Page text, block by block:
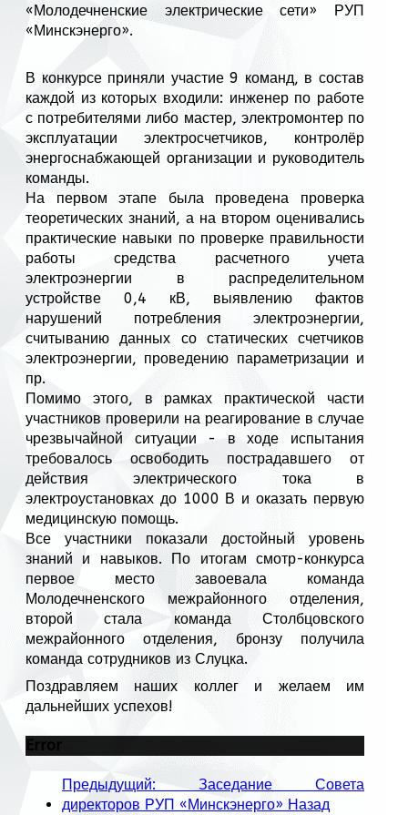
«Молодечненские электрические сети» РУП
«Минскэнерго».
В конкурсе приняли участие 9 команд, в состав
каждой из которых входили: инженер по работе
с потребителями либо мастер, электромонтер по
эксплуатации электросчетчиков, контролёр
энергоснабжающей организации и руководитель
команды.
На первом этапе была проведена проверка
теоретических знаний, а на втором оценивались
практические навыки по проверке правильности
работы средства расчетного учета
электроэнергии в распределительном
устройстве 0,4 кВ, выявлению фактов
нарушений потребления электроэнергии,
считыванию данных со статических счетчиков
электроэнергии, проведению параметризации и
пр.
Помимо этого, в рамках практической части
участников проверили на реагирование в случае
чрезвычайной ситуации - в ходе испытания
требовалось освободить пострадавшего от
действия электрического тока в
электроустановках до 1000 В и оказать первую
медицинскую помощь.
Все участники показали достойный уровень
знаний и навыков. По итогам смотр-конкурса
первое место завоевала команда
Молодечненского межрайонного отделения,
второй стала команда Столбцовского
межрайонного отделения, бронзу получила
команда сотрудников из Слуцка.
Поздравляем наших коллег и желаем им
дальнейших успехов!
Error
Предыдущий: Заседание Совета
директоров РУП «Минскэнерго» Назад